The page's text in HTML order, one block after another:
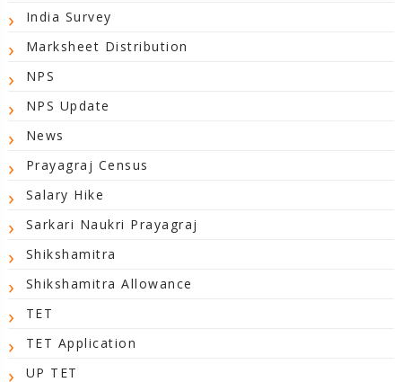
India Survey
Marksheet Distribution
NPS
NPS Update
News
Prayagraj Census
Salary Hike
Sarkari Naukri Prayagraj
Shikshamitra
Shikshamitra Allowance
TET
TET Application
UP TET